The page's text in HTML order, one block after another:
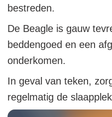
bestreden.
De Beagle is gauw
beddengoed en een
onderkomen.
In geval van teken,
regelmatig de